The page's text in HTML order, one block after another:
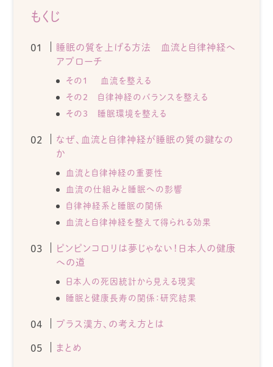
もくじ
睡眠の質を上げる方法 血流と自律神経へ
アプローチ
その1 血流を整える
その2 自律神経のバランスを整える
その3 睡眠環境を整える
なぜ、血流と自律神経が睡眠の質の鍵なの
か
血流と自律神経の重要性
血流の仕組みと睡眠への影響
自律神経系と睡眠の関係
血流と自律神経を整えて得られる効果
ピンピンコロリは夢じゃない！日本人の健康
への道
日本人の死因統計から見える現実
睡眠と健康長寿の関係：研究結果
プラス漢方、の考え方とは
まとめ